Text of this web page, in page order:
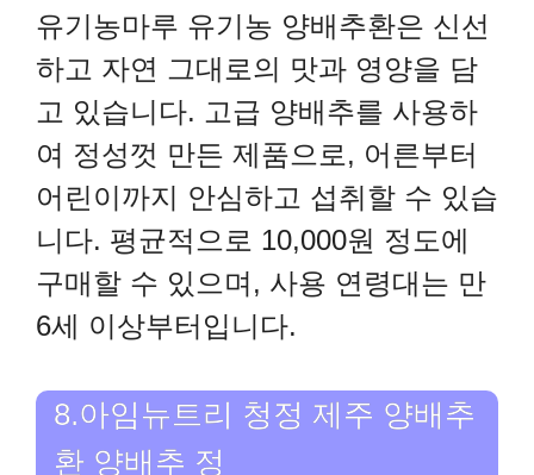
유기농마루 유기농 양배추환은 신선
하고 자연 그대로의 맛과 영양을 담
고 있습니다. 고급 양배추를 사용하
여 정성껏 만든 제품으로, 어른부터
어린이까지 안심하고 섭취할 수 있습
니다. 평균적으로 10,000원 정도에
구매할 수 있으며, 사용 연령대는 만
6세 이상부터입니다.
8.아임뉴트리 청정 제주 양배추
환 양배추 정